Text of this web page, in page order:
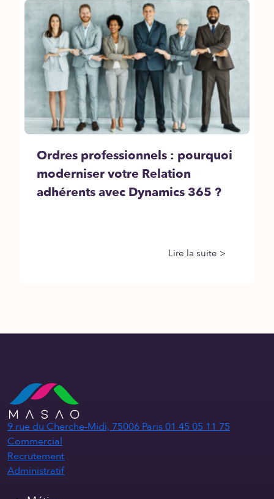
Ordres professionnels : pourquoi
moderniser votre Relation
adhérents avec Dynamics 365 ?
Lire la suite >
9 rue du Cherche-Midi, 75006 Paris 01 45 05 11 75
Commercial
Recrutement
Administratif